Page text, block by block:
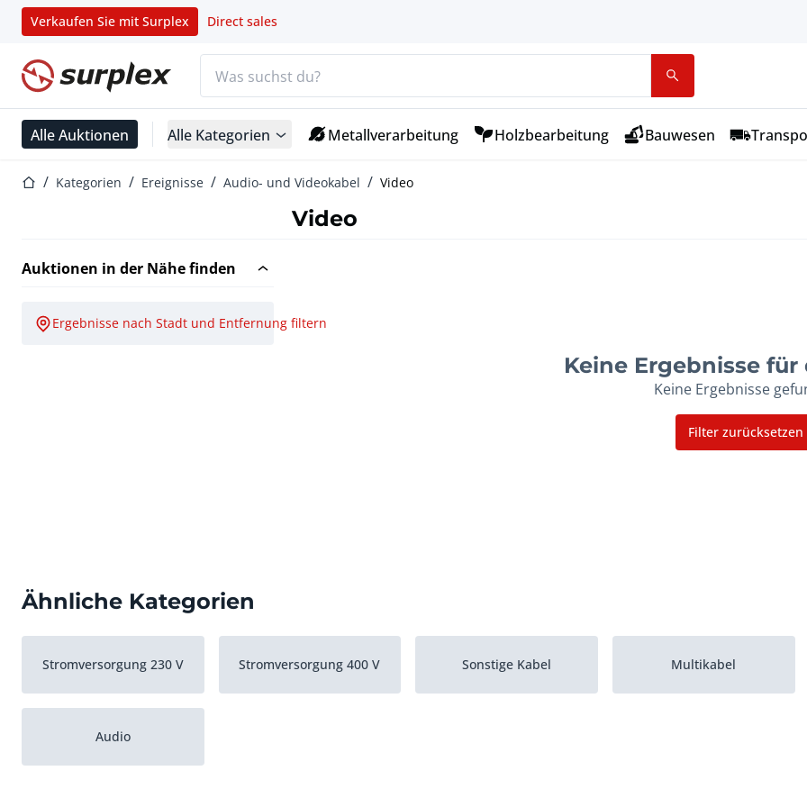
Verkaufen Sie mit Surplex Direct sales
Startseite
Alle Auktionen Alle Kategorien Metallverarbeitung Holzbearbeitung Bauwesen
StartseiteKategorien Ereignisse Audio- und Videokabel Video
Video
Auktionen in der Nähe finden
Ergebnisse nach Stadt und Entfernung filtern
Keine Ergebnisse für
Keine Ergebnisse
Filter zurücksetzen
Ähnliche Kategorien
Stromversorgung 230 V Stromversorgung 400 V Sonstige Kabel Multikabel
Audio